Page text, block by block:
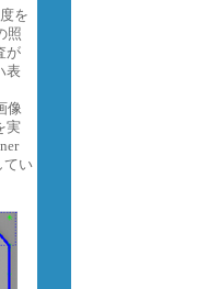
を
照
が
表
像
実
てい